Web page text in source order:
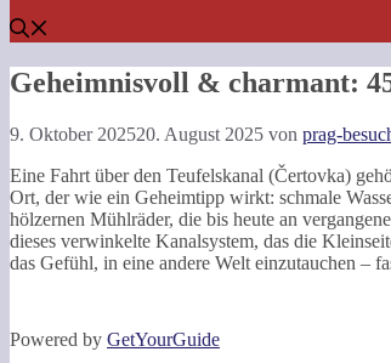
Geheimnisvoll & charmant:
9. Oktober 202520. August 2025 von prag-
Eine Fahrt über den Teufelskanal (Čertovka)
Ort, der wie ein Geheimtipp wirkt: schmale
hölzernen Mühlräder, die bis heute an
dieses verwinkelte Kanalsystem, das die
das Gefühl, in eine andere Welt einzutauchen –
Powered by GetYourGuide